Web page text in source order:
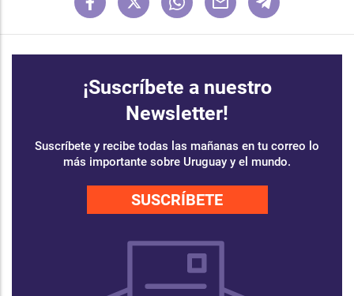
¡Suscríbete a nuestro
Newsletter!
Suscríbete y recibe todas las mañanas en tu correo lo
más importante sobre Uruguay y el mundo.
SUSCRÍBETE